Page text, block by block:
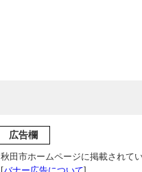
広告欄
秋田市ホームページに掲載されて